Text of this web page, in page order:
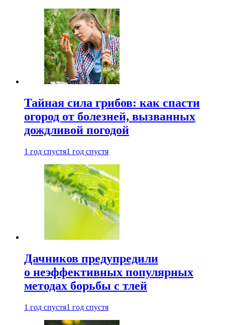
Тайная сила грибов: как спасти
огород от болезней, вызванных
дождливой погодой
1 год спустя1 год спустя
Дачников предупредили
о неэффективных популярных
методах борьбы с тлей
1 год спустя1 год спустя